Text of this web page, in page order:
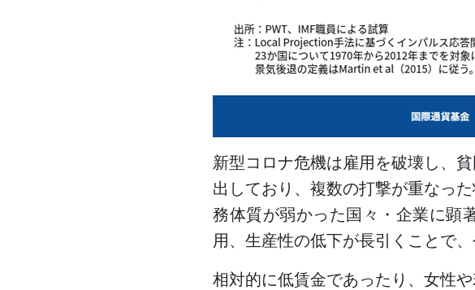
新型コロナ危機は雇用を破壊し、
出しており、複数の打撃が重なっ
務体質が弱かった国々・企業に顕
用、生産性の低下が長引くことで
相対的に低賃金であったり、女性